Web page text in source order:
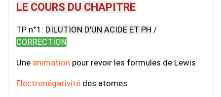
LE COURS DU CHAPITRE
TP n°1: DILUTION D'UN ACIDE ET PH /
CORRECTION
Une animation pour revoir les formules de Lewis
Electronégativité des atomes